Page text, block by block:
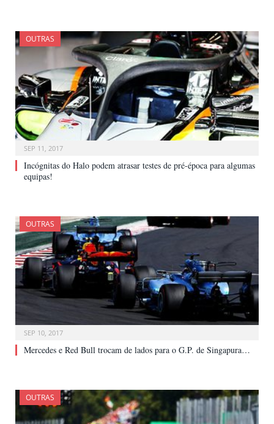
OUTRAS
SEP 11, 2017
Incógnitas do Halo podem atrasar testes de pré-época para algumas
equipas!
OUTRAS
SEP 10, 2017
Mercedes e Red Bull trocam de lados para o G.P. de Singapura…
OUTRAS